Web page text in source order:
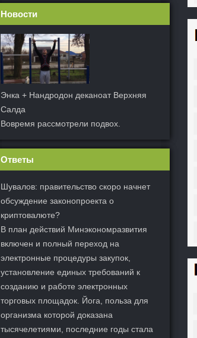
Новости
Энка + Нандродон деканоат Верхняя
Салда
Вовремя рассмотрели подвох.
Ответы
Шувалов: правительство скоро начнет
обсуждение законопроекта о
криптовалюте?
В план действий Минэкономразвития
включен и полный переход на
электронные процедуры закупок,
установление единых требований к
созданию и работе электронных
торговых площадок. Йога, польза для
организма которой доказана
тысячелетиями, последние годы стала